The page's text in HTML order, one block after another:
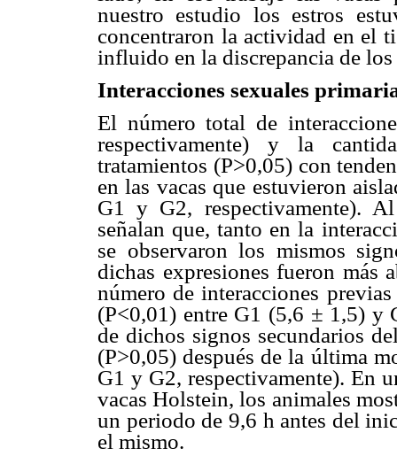
nuestro estudio los estros
concentraron la actividad en el
influido en la discrepancia de los
Interacciones sexuales
El número total de
respectivamente) y la
tratamientos (P>0,05) con
en las vacas que estuvieron
G1 y G2, respectivamente).
señalan que, tanto en la
se observaron los mismos
dichas expresiones fueron más
número de interacciones
(P<0,01) entre G1 (5,6 ± 1,5) y
de dichos signos secundarios
(P>0,05) después de la última
G1 y G2, respectivamente). En
vacas Holstein, los animales
un periodo de 9,6 h antes del
el mismo.